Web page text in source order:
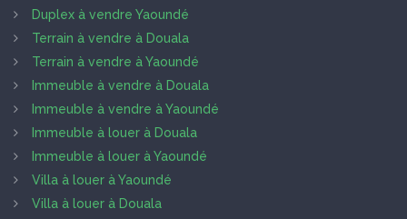
Duplex à vendre Yaoundé
Terrain à vendre à Douala
Terrain à vendre à Yaoundé
Immeuble à vendre à Douala
Immeuble à vendre à Yaoundé
Immeuble à louer à Douala
Immeuble à louer à Yaoundé
Villa à louer à Yaoundé
Villa à louer à Douala